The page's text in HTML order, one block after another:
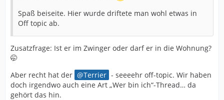
Spaß beiseite. Hier wurde driftete man wohl etwas in
Off topic ab.
Zusatzfrage: Ist er im Zwinger oder darf er in die Wohnung?
🤭
Aber recht hat der
Terrier - seeeehr off-topic. Wir haben
doch irgendwo auch eine Art „Wer bin ich“-Thread… da
gehört das hin.